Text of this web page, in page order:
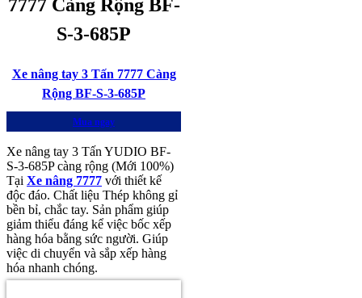
7777 Càng Rộng BF-
S-3-685P
Xe nâng tay 3 Tấn 7777 Càng
Rộng BF-S-3-685P
Mua ngay
Xe nâng tay 3 Tấn YUDIO BF-
S-3-685P càng rộng (Mới 100%)
Tại Xe nâng 7777 với thiết kế
độc đáo. Chất liệu Thép không gỉ
bền bỉ, chắc tay. Sản phẩm giúp
giảm thiểu đáng kể việc bốc xếp
hàng hóa bằng sức người. Giúp
việc di chuyển và sắp xếp hàng
hóa nhanh chóng.